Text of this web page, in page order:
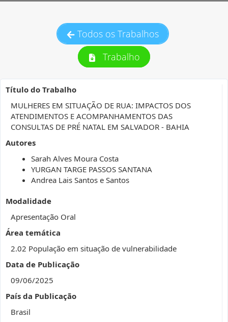
Todos os Trabalhos
Trabalho
Título do Trabalho
MULHERES EM SITUAÇÃO DE RUA: IMPACTOS DOS
ATENDIMENTOS E ACOMPANHAMENTOS DAS
CONSULTAS DE PRÉ NATAL EM SALVADOR - BAHIA
Autores
Sarah Alves Moura Costa
YURGAN TARGE PASSOS SANTANA
Andrea Lais Santos e Santos
Modalidade
Apresentação Oral
Área temática
2.02 População em situação de vulnerabilidade
Data de Publicação
09/06/2025
País da Publicação
Brasil